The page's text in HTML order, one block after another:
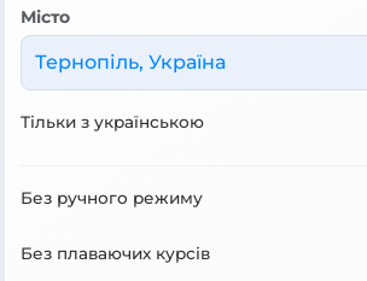
Місто
Тернопіль, Україна
Тільки з українською
Без ручного режиму
Без плаваючих курсів